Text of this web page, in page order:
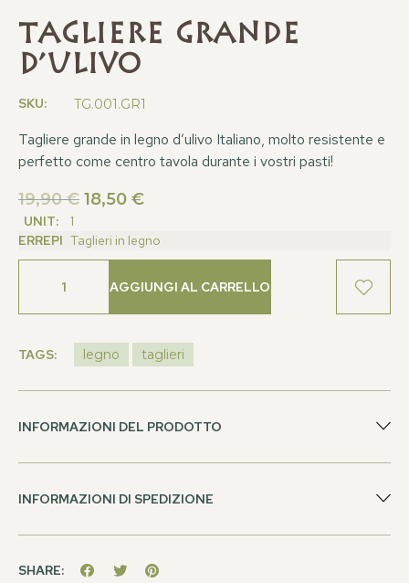
TAGLIERE GRANDE
D’ULIVO
SKU: TG.001.GR1
Tagliere grande in legno d’ulivo Italiano, molto resistente e
perfetto come centro tavola durante i vostri pasti!
19,90€ 18,50 €
UNIT:
1
ERREPI Taglieri in legno
AGGIUNGI AL CARRELLO
TAGS: legno taglieri
INFORMAZIONI DEL PRODOTTO
INFORMAZIONI DI SPEDIZIONE
SHARE: